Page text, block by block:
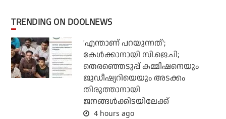
TRENDING ON DOOLNEWS
'എന്താണ് പറയുന്നത്';
കേള്‍ക്കാനായി സി.ജെ.പി;
തെരഞ്ഞെടുപ്പ് കമ്മീഷനെയും
ജുഡീഷ്യറിയെയും അടക്കം
തിരുത്താനായി
ജനങ്ങള്‍ക്കിടയിലേക്ക്
4 hours ago